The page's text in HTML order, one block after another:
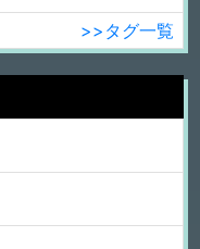
>>タグ一覧